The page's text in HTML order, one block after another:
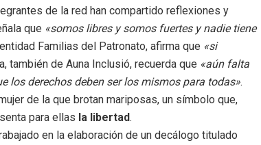
de la red han compartido reflexiones y
que «somos libres y somos fuertes y nadie tiene
Familias del Patronato, afirma que «si
también de Auna Inclusió, recuerda que «aún falta
los derechos deben ser los mismos para todas».
de la que brotan mariposas, un símbolo que,
para ellas la libertad.
en la elaboración de un decálogo titulado